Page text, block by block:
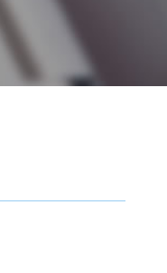
離婚調停 流れ
離婚 種類
離婚 協議書
武蔵村山市 離婚 相談